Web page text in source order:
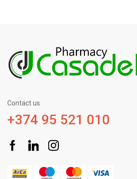
Contact us
+374 95 521 010